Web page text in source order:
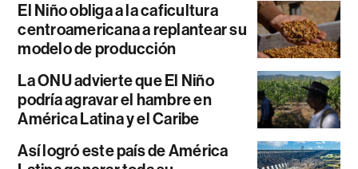
El Niño obliga a la caficultura
centroamericana a replantear su
modelo de producción
La ONU advierte que El Niño
podría agravar el hambre en
América Latina y el Caribe
Así logró este país de América